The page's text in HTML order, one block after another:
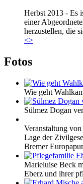
Herbst 2013 - Es
einer
herzustellen, die
<>
Fotos
Wie geht
Sülmez Dogan
Veranstaltung
Lage der
Bremer
Marieluise Beck
Eberz und ihrer